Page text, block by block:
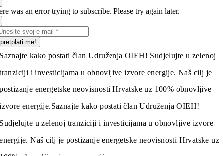
was an error trying to subscribe. Please try again later.
pretplati me!
Saznajte kako postati član Udruženja OIEH! Sudjelujte u zelenoj
tranziciji i investicijama u obnovljive izvore energije. Naš cilj je
postizanje energetske neovisnosti Hrvatske uz 100% obnovljive
izvore energije.Saznajte kako postati član Udruženja OIEH!
Sudjelujte u zelenoj tranziciji i investicijama u obnovljive izvore
energije. Naš cilj je postizanje energetske neovisnosti Hrvatske uz